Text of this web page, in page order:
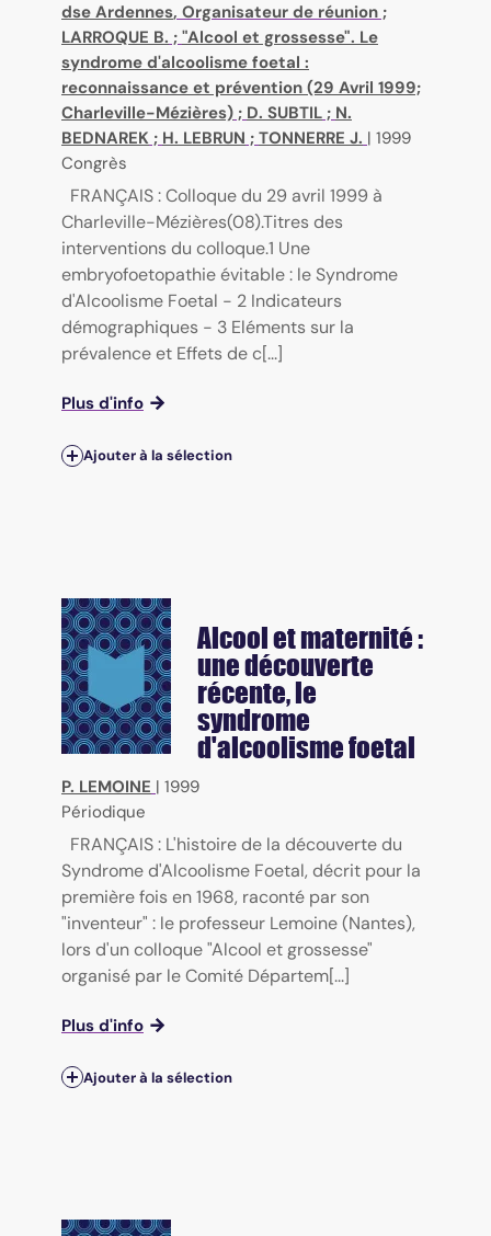
dse Ardennes, Organisateur de réunion ;
LARROQUE B. ; "Alcool et grossesse". Le
syndrome d'alcoolisme foetal :
reconnaissance et prévention (29 Avril 1999;
Charleville-Mézières) ; D. SUBTIL ; N.
BEDNAREK ; H. LEBRUN ; TONNERRE J. | 1999
Congrès
FRANÇAIS : Colloque du 29 avril 1999 à
Charleville-Mézières(08).Titres des
interventions du colloque.1 Une
embryofoetopathie évitable : le Syndrome
d'Alcoolisme Foetal - 2 Indicateurs
démographiques - 3 Eléments sur la
prévalence et Effets de c[...]
Plus d'info
Ajouter à la sélection
Alcool et maternité :
une découverte
récente, le
syndrome
d'alcoolisme foetal
P. LEMOINE | 1999
Périodique
FRANÇAIS : L'histoire de la découverte du
Syndrome d'Alcoolisme Foetal, décrit pour la
première fois en 1968, raconté par son
"inventeur" : le professeur Lemoine (Nantes),
lors d'un colloque "Alcool et grossesse"
organisé par le Comité Départem[...]
Plus d'info
Ajouter à la sélection